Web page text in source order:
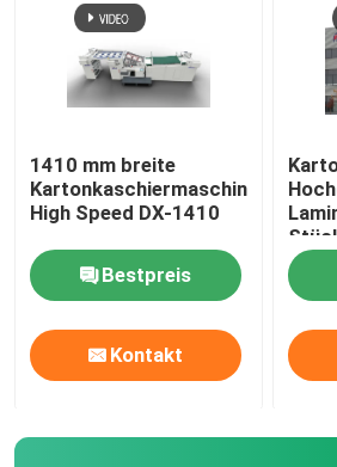
1410 mm breite
Kartonkaschiermaschine
High Speed ​​DX-1410
Bestpreis
Kontakt